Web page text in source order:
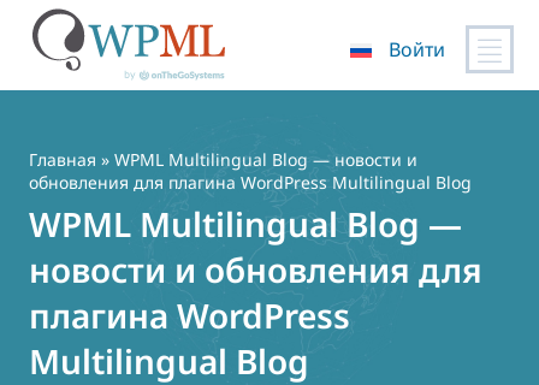
содержимому
Войти
Главная » WPML Multilingual Blog — новости и
обновления для плагина WordPress Multilingual Blog
WPML Multilingual Blog —
новости и обновления для
плагина WordPress
Multilingual Blog